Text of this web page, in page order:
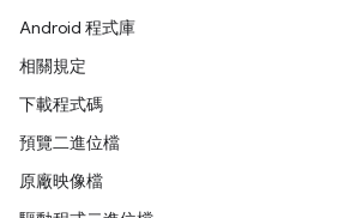
Android 程式庫
相關規定
下載程式碼
預覽二進位檔
原廠映像檔